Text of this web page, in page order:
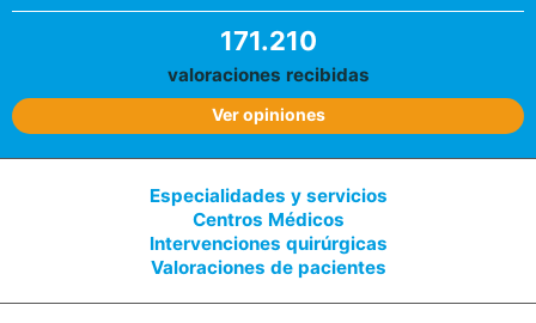
171.210
valoraciones recibidas
Ver opiniones
Especialidades y servicios
Centros Médicos
Intervenciones quirúrgicas
Valoraciones de pacientes